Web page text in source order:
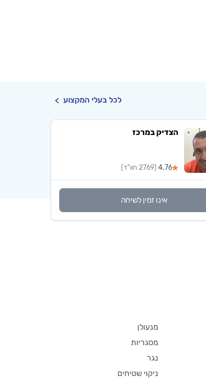
לכל בעלי המקצוע
הצדיק במרכז
4.76 (2769 חוו"ד)
אינו זמין לשיחה
מנעולן
מסגריות
נגר
ניקוי שטיחים